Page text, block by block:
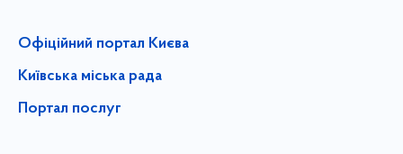
Офіційний портал Києва
Київська міська рада
Портал послуг